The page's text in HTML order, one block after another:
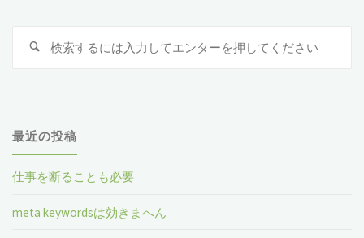
検
最近の投稿
仕事を断ることも必要
meta keywordsは効きまへん